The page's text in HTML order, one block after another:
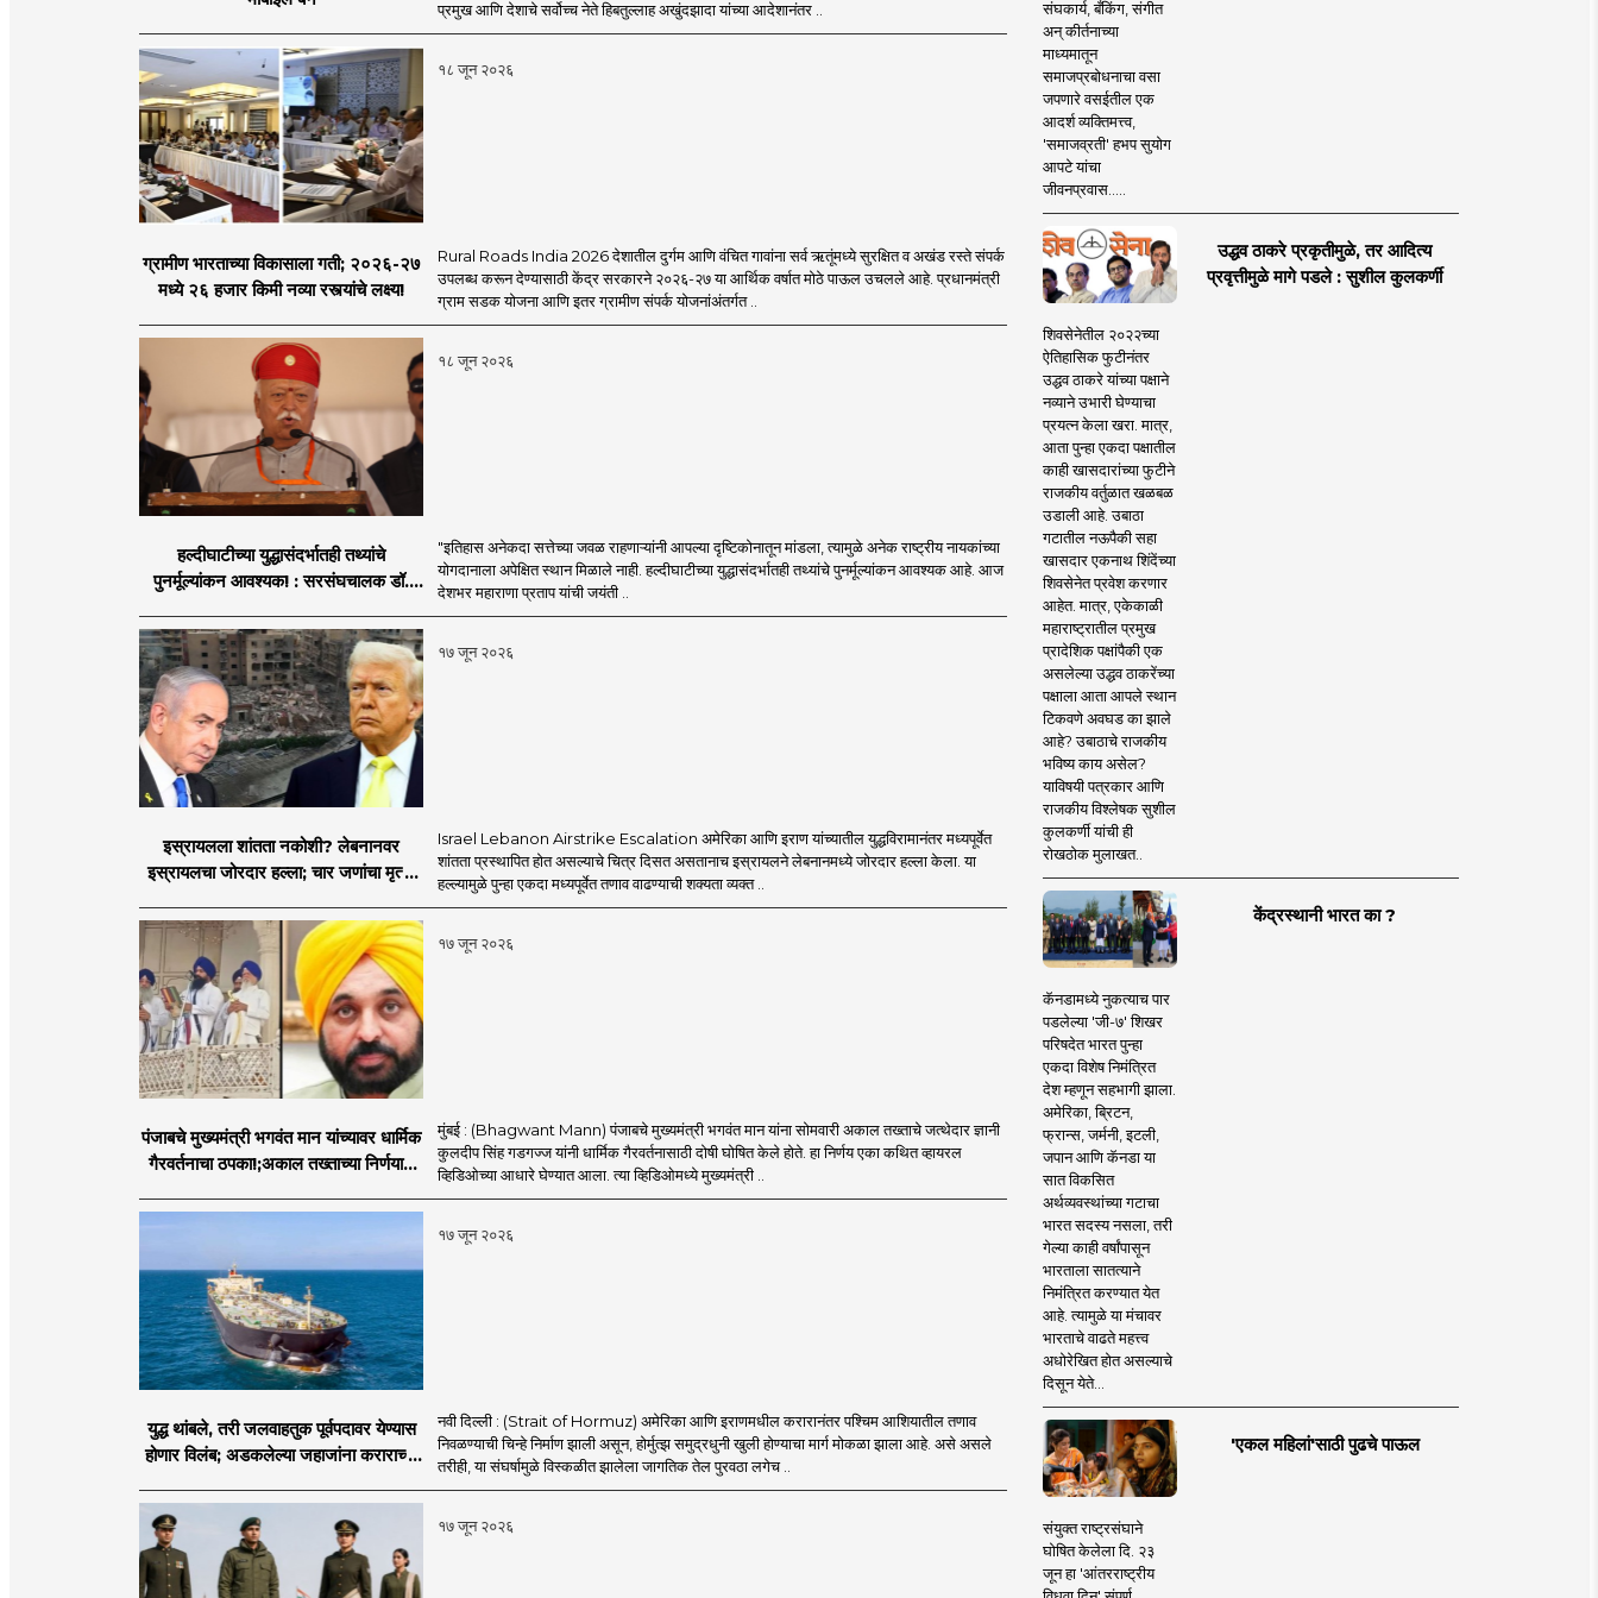
प्रमुख आणि देशाचे सर्वोच्च नेते हिबतुल्लाह अखुंदझादा यांच्या आदेशानंतर ..
१८ जून २०२६
ग्रामीण भारताच्या विकासाला गती; २०२६-२७
मध्ये २६ हजार किमी नव्या रस्त्यांचे लक्ष्य!
Rural Roads India 2026 देशातील दुर्गम आणि वंचित गावांना सर्व ऋतूंमध्ये सुरक्षित व अखंड रस्ते संपर्क
उपलब्ध करून देण्यासाठी केंद्र सरकारने २०२६-२७ या आर्थिक वर्षात मोठे पाऊल उचलले आहे. प्रधानमंत्री
ग्राम सडक योजना आणि इतर ग्रामीण संपर्क योजनांअंतर्गत ..
१८ जून २०२६
हल्दीघाटीच्या युद्धासंदर्भातही तथ्यांचे
पुनर्मूल्यांकन आवश्यक! : सरसंघचालक डॉ.
"इतिहास अनेकदा सत्तेच्या जवळ राहणाऱ्यांनी आपल्या दृष्टिकोनातून मांडला, त्यामुळे अनेक राष्ट्रीय नायकांच्या
योगदानाला अपेक्षित स्थान मिळाले नाही. हल्दीघाटीच्या युद्धासंदर्भातही तथ्यांचे पुनर्मूल्यांकन आवश्यक आहे. आज
देशभर महाराणा प्रताप यांची जयंती ..
१७ जून २०२६
इस्रायलला शांतता नकोशी? लेबनानवर
इस्रायलचा जोरदार हल्ला; चार जणांचा मृत्यू,
Israel Lebanon Airstrike Escalation अमेरिका आणि इराण यांच्यातील युद्धविरामानंतर मध्यपूर्वेत
शांतता प्रस्थापित होत असल्याचे चित्र दिसत असतानाच इस्रायलने लेबनानमध्ये जोरदार हल्ला केला. या
हल्ल्यामुळे पुन्हा एकदा मध्यपूर्वेत तणाव वाढण्याची शक्यता व्यक्त ..
१७ जून २०२६
पंजाबचे मुख्यमंत्री भगवंत मान यांच्यावर धार्मिक
गैरवर्तनाचा ठपका!;अकाल तख्ताच्या निर्णयाने
मुंबई : (Bhagwant Mann) पंजाबचे मुख्यमंत्री भगवंत मान यांना सोमवारी अकाल तख्ताचे जत्थेदार ज्ञानी
कुलदीप सिंह गडगज्ज यांनी धार्मिक गैरवर्तनासाठी दोषी घोषित केले होते. हा निर्णय एका कथित व्हायरल
व्हिडिओच्या आधारे घेण्यात आला. त्या व्हिडिओमध्ये मुख्यमंत्री ..
१७ जून २०२६
युद्ध थांबले, तरी जलवाहतुक पूर्वपदावर येण्यास
होणार विलंब; अडकलेल्या जहाजांना कराराच्या
नवी दिल्ली : (Strait of Hormuz) अमेरिका आणि इराणमधील करारानंतर पश्चिम आशियातील तणाव
निवळण्याची चिन्हे निर्माण झाली असून, होर्मुत्झ समुद्रधुनी खुली होण्याचा मार्ग मोकळा झाला आहे. असे असले
तरीही, या संघर्षामुळे विस्कळीत झालेला जागतिक तेल पुरवठा लगेच ..
१७ जून २०२६
संघकार्य, बँकिंग, संगीत
अन् कीर्तनाच्या
माध्यमातून
समाजप्रबोधनाचा वसा
जपणारे वसईतील एक
आदर्श व्यक्तिमत्त्व,
'समाजव्रती' हभप सुयोग
आपटे यांचा
जीवनप्रवास.....
उद्धव ठाकरे प्रकृतीमुळे, तर आदित्य
प्रवृत्तीमुळे मागे पडले : सुशील कुलकर्णी
शिवसेनेतील २०२२च्या
ऐतिहासिक फुटीनंतर
उद्धव ठाकरे यांच्या पक्षाने
नव्याने उभारी घेण्याचा
प्रयत्न केला खरा. मात्र,
आता पुन्हा एकदा पक्षातील
काही खासदारांच्या फुटीने
राजकीय वर्तुळात खळबळ
उडाली आहे. उबाठा
गटातील नऊपैकी सहा
खासदार एकनाथ शिंदेंच्या
शिवसेनेत प्रवेश करणार
आहेत. मात्र, एकेकाळी
महाराष्ट्रातील प्रमुख
प्रादेशिक पक्षांपैकी एक
असलेल्या उद्धव ठाकरेंच्या
पक्षाला आता आपले स्थान
टिकवणे अवघड का झाले
आहे? उबाठाचे राजकीय
भविष्य काय असेल?
याविषयी पत्रकार आणि
राजकीय विश्लेषक सुशील
कुलकर्णी यांची ही
रोखठोक मुलाखत..
केंद्रस्थानी भारत का ?
कॅनडामध्ये नुकत्याच पार
पडलेल्या 'जी-७' शिखर
परिषदेत भारत पुन्हा
एकदा विशेष निमंत्रित
देश म्हणून सहभागी झाला.
अमेरिका, ब्रिटन,
फ्रान्स, जर्मनी, इटली,
जपान आणि कॅनडा या
सात विकसित
अर्थव्यवस्थांच्या गटाचा
भारत सदस्य नसला, तरी
गेल्या काही वर्षांपासून
भारताला सातत्याने
निमंत्रित करण्यात येत
आहे. त्यामुळे या मंचावर
भारताचे वाढते महत्त्व
अधोरेखित होत असल्याचे
दिसून येते...
'एकल महिलां'साठी पुढचे पाऊल
संयुक्त राष्ट्रसंघाने
घोषित केलेला दि. २३
जून हा 'आंतरराष्ट्रीय